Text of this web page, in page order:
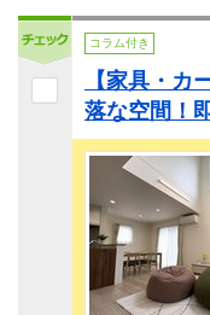
コラム付き
【家具・カ
落な空間！